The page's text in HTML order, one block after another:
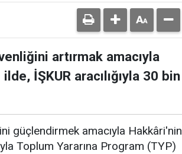
artırmak amacıyla
İŞKUR aracılığıyla 30 bin
güçlendirmek amacıyla Hakkâri'nin
Toplum Yararına Program (TYP)